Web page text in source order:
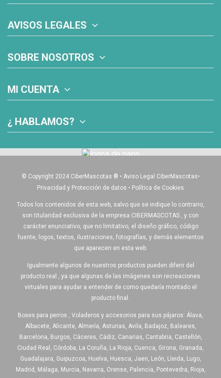
AVISOS LEGALES
SOBRE NOSOTROS
MI CUENTA
¿ HABLAMOS?
© Copyright 2024 CiberMascotas ® • Aviso Legal CiberMascotas•
Privacidad y Protección de datos • Política de Cookies
Todos los contenidos de esta web, salvo que se indique lo contrario,
son titularidad exclusiva de la empresa CIBERMASCOTAS , y con
carácter enunciativo, que no limitativo, el diseño gráfico, código
fuente, logos, textos, ilustraciones, fotografías, y demás elementos
que aparecen en esta web.
Igualmente algunos de nuestros productos pueden diferir del
producto real , ya que algunas de las imágenes son recreaciones
virtuales para ayudar a entender de como quedaría montado el
producto final.
Boxes para perros , Voladeros y accesorios para sus pájaros: Álava,
Albacete, Alicante, Almería, Asturias, Avila, Badajoz, Baleares,
Barcelona, Burgos, Cáceres, Cádiz, Canarias, Cantabria, Castellón,
Ciudad Real, Córdoba, La Coruña, La Rioja, Cuenca, Girona, Granada,
Guadalajara, Guipuzcoa, Huelva, Huesca, Jaen, León, Lleida, Lugo,
Madrid, Málaga, Murcia, Navarra, Orense, Palencia, Pontevedra, Rioja,